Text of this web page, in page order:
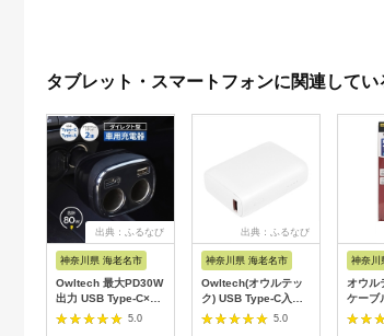
タブレット・スマートフォンに関連して
出典：ふるなび
神奈川県 海老名市
Owltech 最大PD30W
出力 USB Type-C×1
USB Type-A×1 アク
セサリーソケット×2
5.0
出典：ふるなび
神奈川県 海老名市
Owltech(オウルテッ
ク) USB Type-C入出
力
PowerDelivery30W
5.0
神奈川
オウル
ケーブ
プCケ